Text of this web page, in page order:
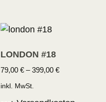
LONDON #18
79,00 €–399,00 €
inkl. MwSt.